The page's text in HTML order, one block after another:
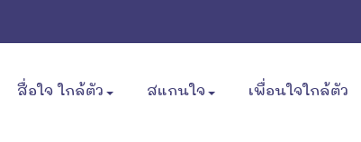
สื่อใจ ใกล้ตัว สแกนใจ เพื่อนใจใกล้ตัว